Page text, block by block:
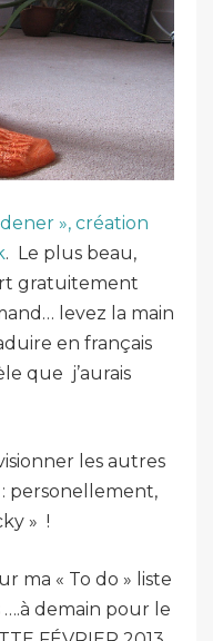
», création
. Le plus beau,
gratuitement
levez la main
en français
que j’aurais
les autres
personellement,
» !
ma « To do » liste
….à demain pour le